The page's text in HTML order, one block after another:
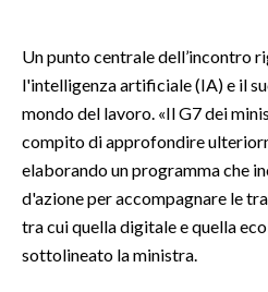
SARDI NEL MONDO
EVENTI
3 MINUTI CON
Un punto centrale dell’incontro
l'intelligenza artificiale (IA) e il
mondo del lavoro. «Il G7 dei
compito di approfondire
elaborando un programma che
d'azione per accompagnare le
tra cui quella digitale e quella
sottolineato la ministra.